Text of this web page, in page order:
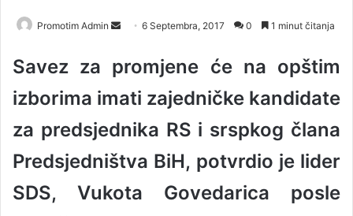
Promotim Admin
n
a
e
m
i
6 Septembra, 2017 0 1 minut čitanja
Savez za promjene će na opštim
izborima imati zajedničke kandidate
za predsjednika RS i srspkog člana
Predsjedništva BiH, potvrdio je lider
SDS, Vukota Govedarica posle